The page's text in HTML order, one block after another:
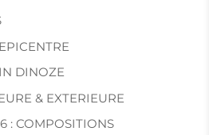
DINOZE
& EXTERIEURE
: COMPOSITIONS